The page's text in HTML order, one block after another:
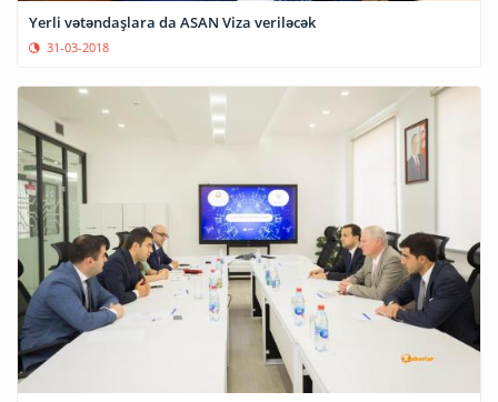
Yerli vətəndaşlara da ASAN Viza veriləcək
31-03-2018